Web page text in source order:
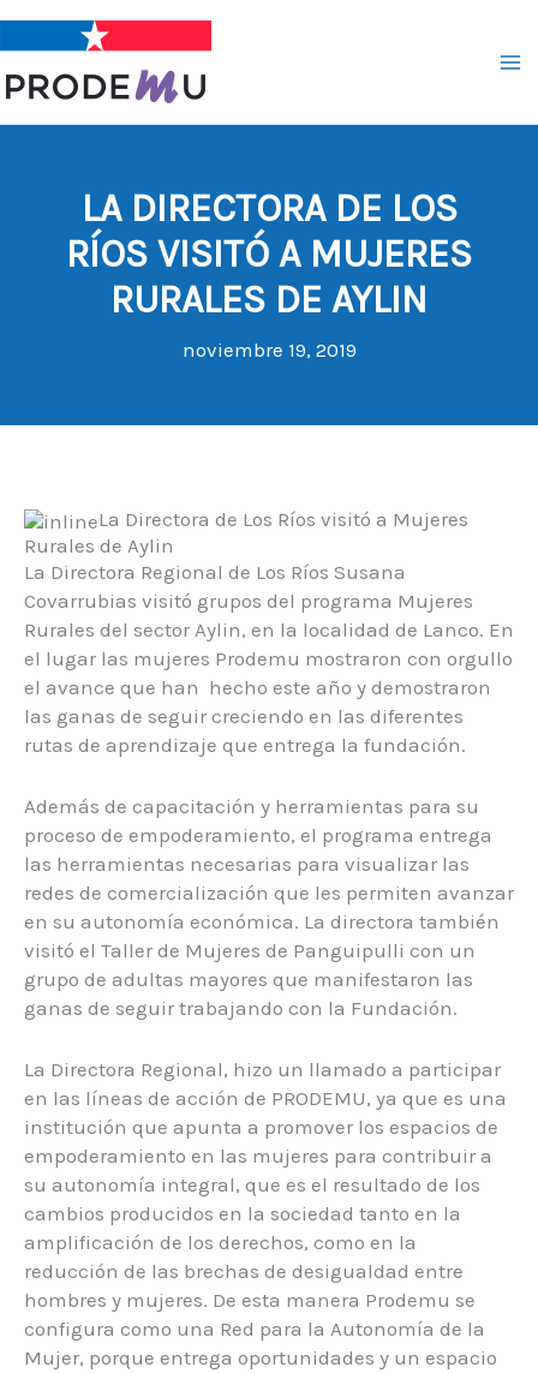
contenido
LA DIRECTORA DE LOS
RÍOS VISITÓ A MUJERES
RURALES DE AYLIN
noviembre 19, 2019
La Directora de Los Ríos visitó a Mujeres
Rurales de Aylin
La Directora Regional de Los Ríos Susana
Covarrubias visitó grupos del programa Mujeres
Rurales del sector Aylin, en la localidad de Lanco. En
el lugar las mujeres Prodemu mostraron con orgullo
el avance que han hecho este año y demostraron
las ganas de seguir creciendo en las diferentes
rutas de aprendizaje que entrega la fundación.
Además de capacitación y herramientas para su
proceso de empoderamiento, el programa entrega
las herramientas necesarias para visualizar las
redes de comercialización que les permiten avanzar
en su autonomía económica. La directora también
visitó el Taller de Mujeres de Panguipulli con un
grupo de adultas mayores que manifestaron las
ganas de seguir trabajando con la Fundación.
La Directora Regional, hizo un llamado a participar
en las líneas de acción de PRODEMU, ya que es una
institución que apunta a promover los espacios de
empoderamiento en las mujeres para contribuir a
su autonomía integral, que es el resultado de los
cambios producidos en la sociedad tanto en la
amplificación de los derechos, como en la
reducción de las brechas de desigualdad entre
hombres y mujeres. De esta manera Prodemu se
configura como una Red para la Autonomía de la
Mujer, porque entrega oportunidades y un espacio